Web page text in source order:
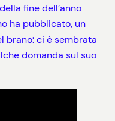
fine dell’anno
ha pubblicato, un
brano: ci è sembrata
domanda sul suo